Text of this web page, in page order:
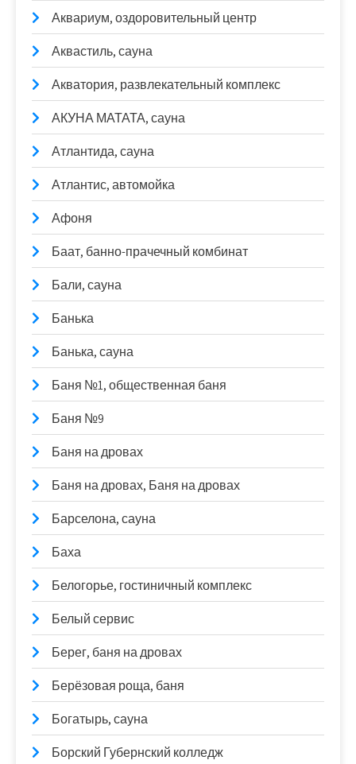
Аквариум, оздоровительный центр
Аквастиль, сауна
Акватория, развлекательный комплекс
АКУНА МАТАТА, сауна
Атлантида, сауна
Атлантис, автомойка
Афоня
Баат, банно-прачечный комбинат
Бали, сауна
Банька
Банька, сауна
Баня №1, общественная баня
Баня №9
Баня на дровах
Баня на дровах, Баня на дровах
Барселона, сауна
Баха
Белогорье, гостиничный комплекс
Белый сервис
Берег, баня на дровах
Берёзовая роща, баня
Богатырь, сауна
Борский Губернский колледж